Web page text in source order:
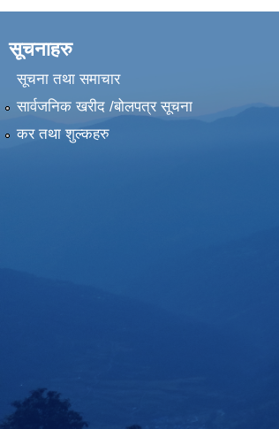
सूचनाहरु
सूचना तथा समाचार
सार्वजनिक खरीद /बोलपत्र सूचना
कर तथा शुल्कहरु